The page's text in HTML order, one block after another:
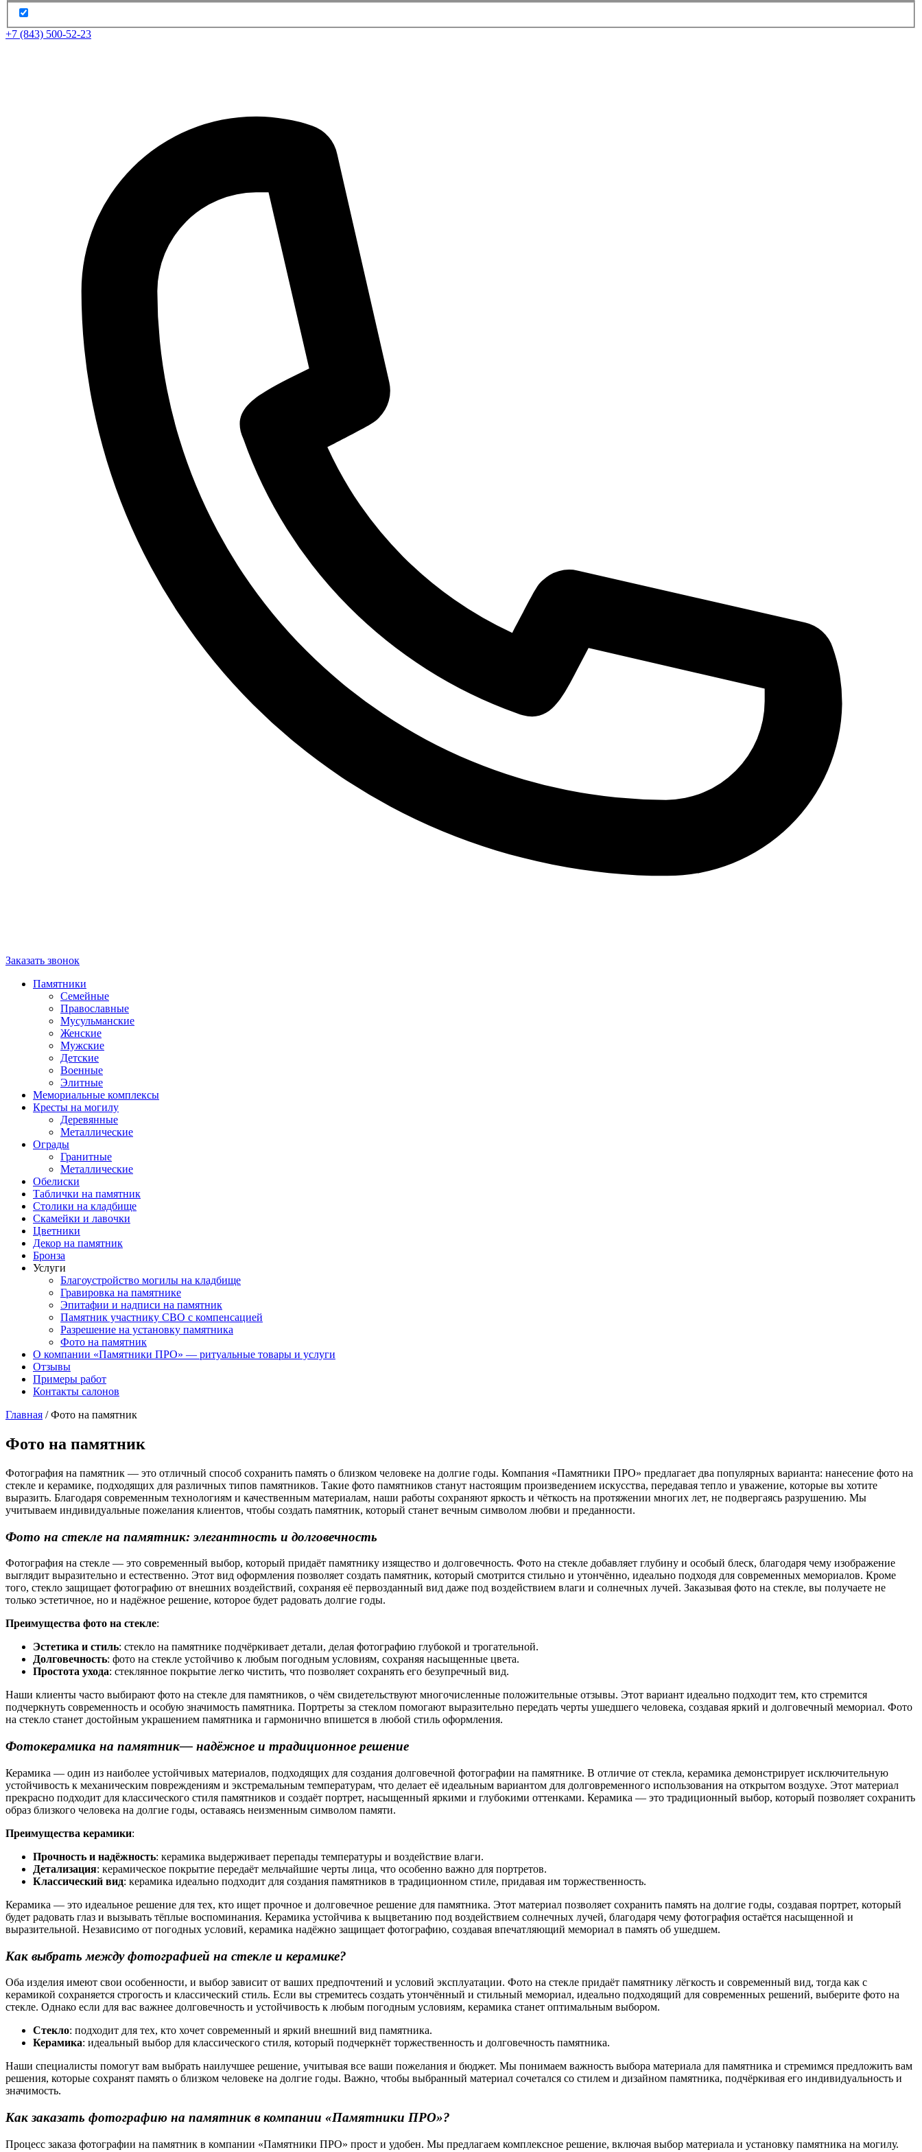
+7 (843) 500-52-23
Заказать звонок
Памятники
Семейные
Православные
Мусульманские
Женские
Мужские
Детские
Военные
Элитные
Мемориальные комплексы
Кресты на могилу
Деревянные
Металлические
Ограды
Гранитные
Металлические
Обелиски
Таблички на памятник
Столики на кладбище
Скамейки и лавочки
Цветники
Декор на памятник
Бронза
Услуги
Благоустройство могилы на кладбище
Гравировка на памятнике
Эпитафии и надписи на памятник
Памятник участнику СВО с компенсацией
Разрешение на установку памятника
Фото на памятник
О компании «Памятники ПРО» — ритуальные товары и услуги
Отзывы
Примеры работ
Контакты салонов
Главная /Фото на памятник
Фото на памятник
Фотография на памятник — это отличный способ сохранить память о близком человеке на долгие годы. Компания «Памятники ПРО» предлагает два популярных варианта: нанесение фото на
стекле и керамике, подходящих для различных типов памятников. Такие фото памятников станут настоящим произведением искусства, передавая тепло и уважение, которые вы хотите
выразить. Благодаря современным технологиям и качественным материалам, наши работы сохраняют яркость и чёткость на протяжении многих лет, не подвергаясь разрушению. Мы
учитываем индивидуальные пожелания клиентов, чтобы создать памятник, который станет вечным символом любви и преданности.
Фото на стекле на памятник: элегантность и долговечность
Фотография на стекле — это современный выбор, который придаёт памятнику изящество и долговечность. Фото на стекле добавляет глубину и особый блеск, благодаря чему изображение
выглядит выразительно и естественно. Этот вид оформления позволяет создать памятник, который смотрится стильно и утончённо, идеально подходя для современных мемориалов. Кроме
того, стекло защищает фотографию от внешних воздействий, сохраняя её первозданный вид даже под воздействием влаги и солнечных лучей. Заказывая фото на стекле, вы получаете не
только эстетичное, но и надёжное решение, которое будет радовать долгие годы.
Преимущества фото на стекле:
Эстетика и стиль: стекло на памятнике подчёркивает детали, делая фотографию глубокой и трогательной.
Долговечность: фото на стекле устойчиво к любым погодным условиям, сохраняя насыщенные цвета.
Простота ухода: стеклянное покрытие легко чистить, что позволяет сохранять его безупречный вид.
Наши клиенты часто выбирают фото на стекле для памятников, о чём свидетельствуют многочисленные положительные отзывы. Этот вариант идеально подходит тем, кто стремится
подчеркнуть современность и особую значимость памятника. Портреты за стеклом помогают выразительно передать черты ушедшего человека, создавая яркий и долговечный мемориал. Фото
на стекло станет достойным украшением памятника и гармонично впишется в любой стиль оформления.
Фотокерамика на памятник— надёжное и традиционное решение
Керамика — один из наиболее устойчивых материалов, подходящих для создания долговечной фотографии на памятнике. В отличие от стекла, керамика демонстрирует исключительную
устойчивость к механическим повреждениям и экстремальным температурам, что делает её идеальным вариантом для долговременного использования на открытом воздухе. Этот материал
прекрасно подходит для классического стиля памятников и создаёт портрет, насыщенный яркими и глубокими оттенками. Керамика — это традиционный выбор, который позволяет сохранить
образ близкого человека на долгие годы, оставаясь неизменным символом памяти.
Преимущества керамики:
Прочность и надёжность: керамика выдерживает перепады температуры и воздействие влаги.
Детализация: керамическое покрытие передаёт мельчайшие черты лица, что особенно важно для портретов.
Классический вид: керамика идеально подходит для создания памятников в традиционном стиле, придавая им торжественность.
Керамика — это идеальное решение для тех, кто ищет прочное и долговечное решение для памятника. Этот материал позволяет сохранить память на долгие годы, создавая портрет, который
будет радовать глаз и вызывать тёплые воспоминания. Керамика устойчива к выцветанию под воздействием солнечных лучей, благодаря чему фотография остаётся насыщенной и
выразительной. Независимо от погодных условий, керамика надёжно защищает фотографию, создавая впечатляющий мемориал в память об ушедшем.
Как выбрать между фотографией на стекле и керамике?
Оба изделия имеют свои особенности, и выбор зависит от ваших предпочтений и условий эксплуатации. Фото на стекле придаёт памятнику лёгкость и современный вид, тогда как с
керамикой сохраняется строгость и классический стиль. Если вы стремитесь создать утончённый и стильный мемориал, идеально подходящий для современных решений, выберите фото на
стекле. Однако если для вас важнее долговечность и устойчивость к любым погодным условиям, керамика станет оптимальным выбором.
Стекло: подходит для тех, кто хочет современный и яркий внешний вид памятника.
Керамика: идеальный выбор для классического стиля, который подчеркнёт торжественность и долговечность памятника.
Наши специалисты помогут вам выбрать наилучшее решение, учитывая все ваши пожелания и бюджет. Мы понимаем важность выбора материала для памятника и стремимся предложить вам
решения, которые сохранят память о близком человеке на долгие годы. Важно, чтобы выбранный материал сочетался со стилем и дизайном памятника, подчёркивая его индивидуальность и
значимость.
Как заказать фотографию на памятник в компании «Памятники ПРО»?
Процесс заказа фотографии на памятник в компании «Памятники ПРО» прост и удобен. Мы предлагаем комплексное решение, включая выбор материала и установку памятника на могилу.